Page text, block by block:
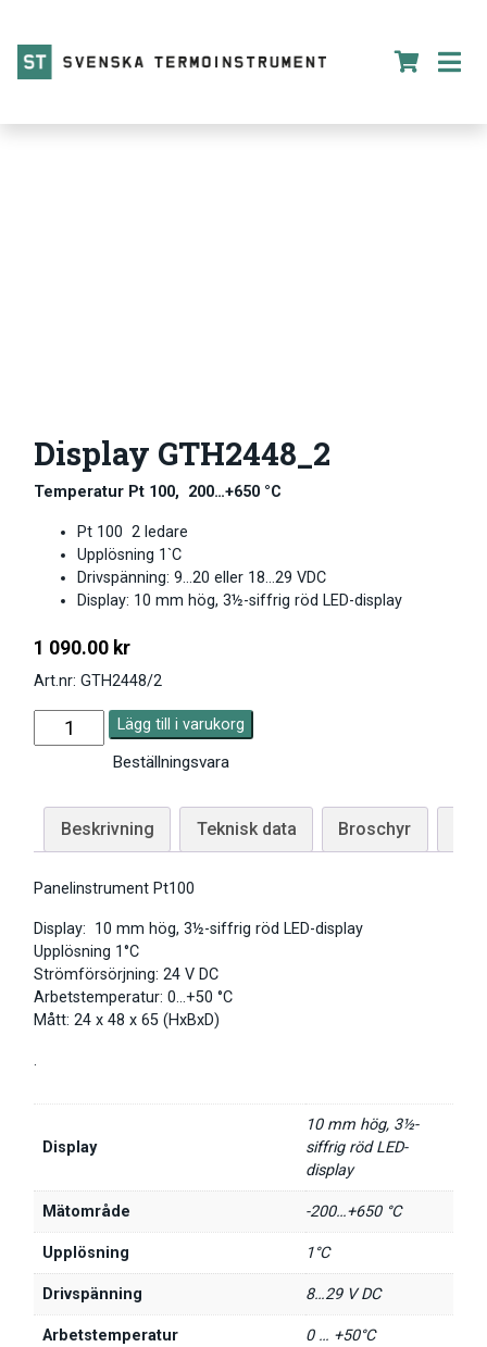
Display GTH2448_2
Temperatur Pt 100, 200…+650 °C
Pt 100 2 ledare
Upplösning 1`C
Drivspänning: 9…20 eller 18…29 VDC
Display: 10 mm hög, 3½-siffrig röd LED-display
1 090.00 kr
Art.nr: GTH2448/2
Lägg till i varukorg
Beställningsvara
Beskrivning Teknisk data Broschyr
Panelinstrument Pt100
Display: 10 mm hög, 3½-siffrig röd LED-display
Upplösning 1°C
Strömförsörjning: 24 V DC
Arbetstemperatur: 0…+50 °C
Mått: 24 x 48 x 65 (HxBxD)
.
Display
10 mm hög, 3½-
siffrig röd LED-
display
Mätområde -200…+650 °C
Upplösning 1°C
Drivspänning 8…29 V DC
Arbetstemperatur 0 … +50°C